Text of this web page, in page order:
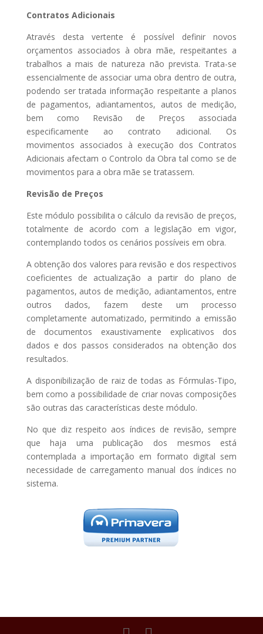
Contratos Adicionais
Através desta vertente é possível definir novos
orçamentos associados à obra mãe, respeitantes a
trabalhos a mais de natureza não prevista. Trata-se
essencialmente de associar uma obra dentro de outra,
podendo ser tratada informação respeitante a planos
de pagamentos, adiantamentos, autos de medição,
bem como Revisão de Preços associada
especificamente ao contrato adicional. Os
movimentos associados à execução dos Contratos
Adicionais afectam o Controlo da Obra tal como se de
movimentos para a obra mãe se tratassem.
Revisão de Preços
Este módulo possibilita o cálculo da revisão de preços,
totalmente de acordo com a legislação em vigor,
contemplando todos os cenários possíveis em obra.
A obtenção dos valores para revisão e dos respectivos
coeficientes de actualização a partir do plano de
pagamentos, autos de medição, adiantamentos, entre
outros dados, fazem deste um processo
completamente automatizado, permitindo a emissão
de documentos exaustivamente explicativos dos
dados e dos passos considerados na obtenção dos
resultados.
A disponibilização de raiz de todas as Fórmulas-Tipo,
bem como a possibilidade de criar novas composições
são outras das características deste módulo.
No que diz respeito aos índices de revisão, sempre
que haja uma publicação dos mesmos está
contemplada a importação em formato digital sem
necessidade de carregamento manual dos índices no
sistema.